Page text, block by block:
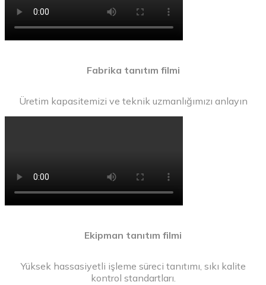
Fabrika tanıtım filmi
Üretim kapasitemizi ve teknik uzmanlığımızı anlayın
Ekipman tanıtım filmi
Yüksek hassasiyetli işleme süreci tanıtımı, sıkı kalite
kontrol standartları.